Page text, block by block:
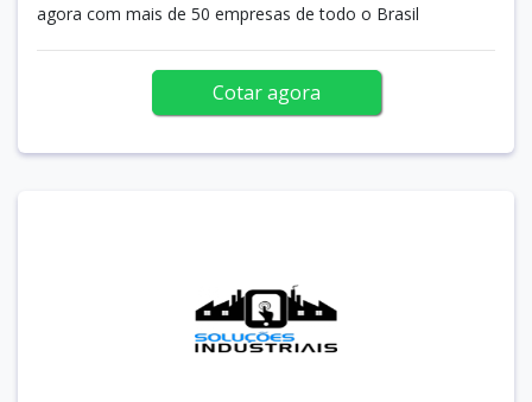
agora com mais de 50 empresas de todo o Brasil
Cotar agora